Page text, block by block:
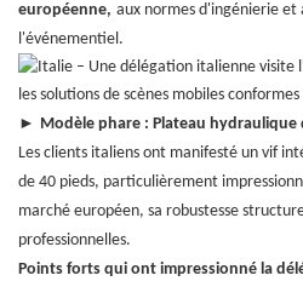
européenne, aux normes d'ingénierie et
l'événementiel.
► Modèle phare : Plateau
Les clients italiens ont manifesté un vif
de 40 pieds, particulièrement
marché européen, sa robustesse
professionnelles.
Points forts qui ont impressionné la